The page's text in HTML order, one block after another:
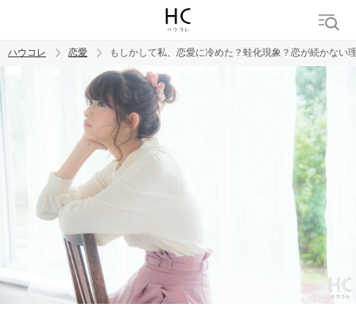
トレンド ワード
ハウコレ 恋愛 もしかして私、恋愛に冷めた？蛙化現象？恋が続かない